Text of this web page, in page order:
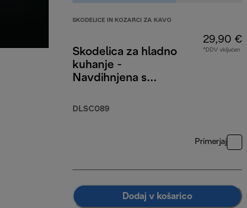
SKODELICE IN KOZARCI ZA KAVO
Skodelica za hladno
kuhanje -
Navdihnjena s
DLSC089
29,90 €
*DDV vključen
Primerjaj
Dodaj v košarico